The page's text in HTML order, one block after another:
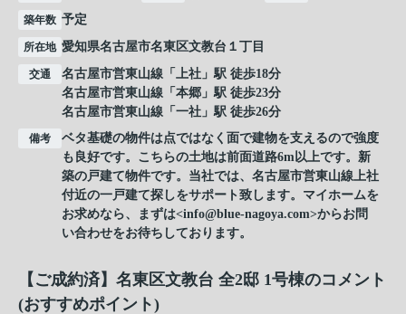
築年数 予定
所在地 愛知県名古屋市名東区文教台 １丁目
交通 名古屋市営東山線 「 上社 」駅 徒歩18分
名古屋市営東山線 「本郷 」駅 徒歩23分
名古屋市営東山線 「一社 」駅 徒歩26分
備考
ベタ基礎の物件は点ではなく面で建物を支えるので強度
も良好です。こちらの土地は前面道路6m以上です。新
築の戸建て物件です。当社では、名古屋市営東山線上社
付近の一戸建て探しをサポート致します。マイホームを
お求めなら、まずは<info@blue-nagoya.com>からお問
い合わせをお待ちしております。
【ご成約済】名東区文教台 全2邸 1号棟のコメント
(おすすめポイント)